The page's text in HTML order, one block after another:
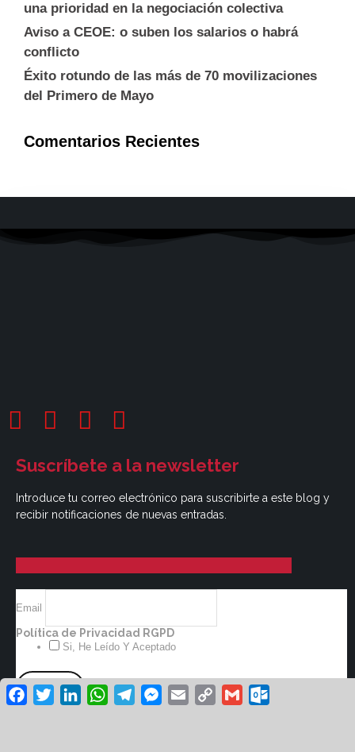
una prioridad en la negociación colectiva
Aviso a CEOE: o suben los salarios o habrá
conflicto
Éxito rotundo de las más de 70 movilizaciones
del Primero de Mayo
Comentarios Recientes
Suscríbete a la newsletter
Introduce tu correo electrónico para suscribirte a este blog y
recibir notificaciones de nuevas entradas.
Email
Política de Privacidad RGPD
Si, He Leído Y Aceptado
Facebook
TwitterLinkedInWhatsApp
Telegram
Messenger
EmailCopy
Link
Gmail